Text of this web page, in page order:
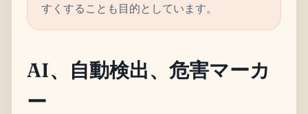
すくすることも目的としています。
AI、自動検出、危害マーカ
ー